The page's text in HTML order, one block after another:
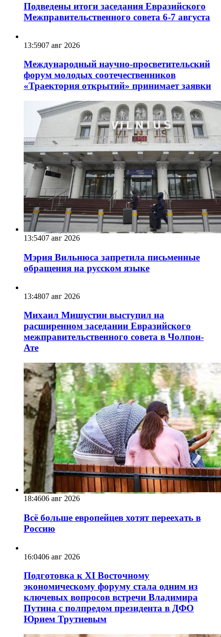
Подведены итоги заседания Евразийского
Межправительственного совета 6-7 августа
13:5907 авг 2026
Международный научно-просветительский
форум молодых соотечественников
«Траектория открытий» принимает заявки
13:5407 авг 2026
Мэрия Вильнюса запретила письменные
обращения на русском языке
13:4807 авг 2026
Михаил Мишустин выступил на
расширенном заседании Евразийского
межправительственного совета в Чолпон-
Ате
18:4606 авг 2026
Всё больше европейцев хотят переехать в
Россию
16:0406 авг 2026
Подготовка к XI Восточному
экономическому форуму стала одним из
ключевых вопросов встречи Владимира
Путина с полпредом президента в ДФО
Юрием Трутневым